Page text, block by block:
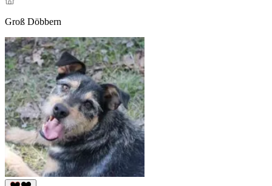
Groß Döbbern